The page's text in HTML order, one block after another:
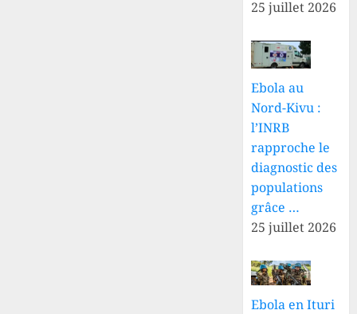
25 juillet 2026
Ebola au
Nord-Kivu :
l’INRB
rapproche le
diagnostic des
populations
grâce …
25 juillet 2026
Ebola en Ituri